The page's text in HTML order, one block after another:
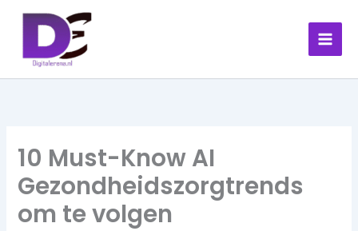
content
10 Must-Know AI
Gezondheidszorgtrends
om te volgen